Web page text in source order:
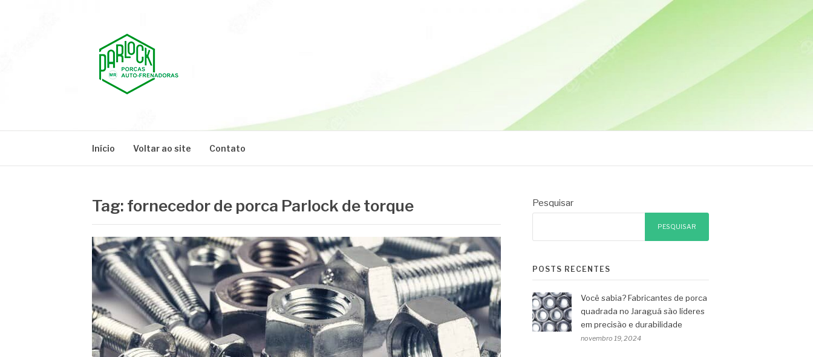
Início Voltar ao site Contato
Tag: fornecedor de porca Parlock de torque Pesquisar
PESQUISAR
POSTS RECENTES
Você sabia? Fabricantes de porca
quadrada no Jaraguá são líderes
em precisão e durabilidade
novembro 19, 2024